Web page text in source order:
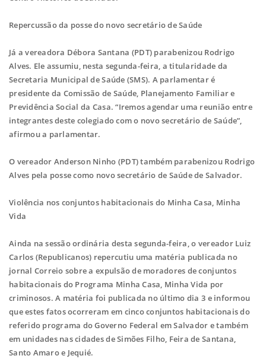
Repercussão da posse do novo secretário de Saúde
Já a vereadora Débora Santana (PDT) parabenizou Rodrigo
Alves. Ele assumiu, nesta segunda-feira, a titularidade da
Secretaria Municipal de Saúde (SMS). A parlamentar é
presidente da Comissão de Saúde, Planejamento Familiar e
Previdência Social da Casa. “Iremos agendar uma reunião entre
integrantes deste colegiado com o novo secretário de Saúde”,
afirmou a parlamentar.
O vereador Anderson Ninho (PDT) também parabenizou Rodrigo
Alves pela posse como novo secretário de Saúde de Salvador.
Violência nos conjuntos habitacionais do Minha Casa, Minha
Vida
Ainda na sessão ordinária desta segunda-feira, o vereador Luiz
Carlos (Republicanos) repercutiu uma matéria publicada no
jornal Correio sobre a expulsão de moradores de conjuntos
habitacionais do Programa Minha Casa, Minha Vida por
criminosos. A matéria foi publicada no último dia 3 e informou
que estes fatos ocorreram em cinco conjuntos habitacionais do
referido programa do Governo Federal em Salvador e também
em unidades nas cidades de Simões Filho, Feira de Santana,
Santo Amaro e Jequié.